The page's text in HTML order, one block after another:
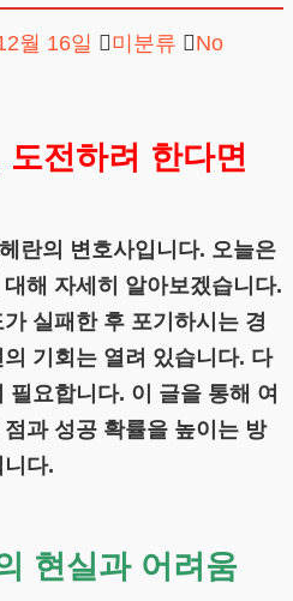
월 16일 미분류
No
전하려 한다면
란의 변호사입니다. 오늘은
해 자세히 알아보겠습니다.
실패한 후 포기하시는 경
기회는 열려 있습니다. 다
필요합니다. 이 글을 통해 여
과 성공 확률을 높이는 방
다.
현실과 어려움